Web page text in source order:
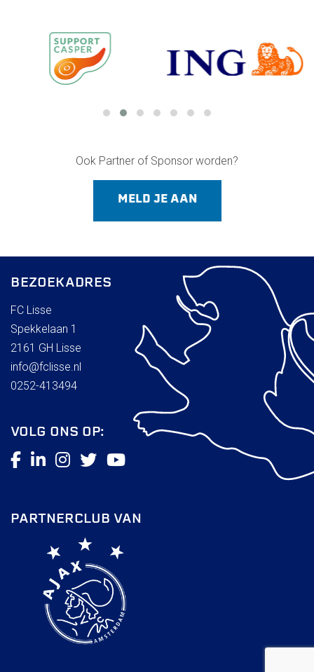
Ook Partner of Sponsor worden?
MELD JE AAN
BEZOEKADRES
FC Lisse
Spekkelaan 1
2161 GH Lisse
info@fclisse.nl
0252-413494
VOLG ONS OP:
PARTNERCLUB VAN